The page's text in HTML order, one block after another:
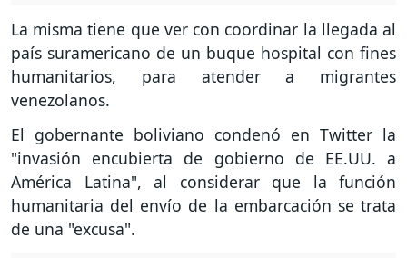
La misma tiene que ver con coordinar la llegada al
país suramericano de un buque hospital con fines
humanitarios, para atender a migrantes
venezolanos.
El gobernante boliviano condenó en Twitter la
"invasión encubierta de gobierno de EE.UU. a
América Latina", al considerar que la función
humanitaria del envío de la embarcación se trata
de una "excusa".